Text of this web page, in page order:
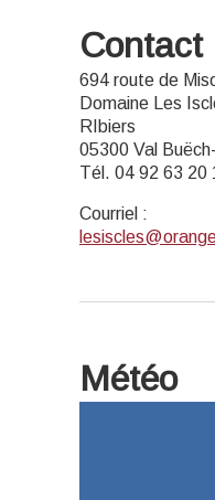
Contact
694 route de
Domaine Les
RIbiers
05300 Val
Tél. 04 92 63 20
Courriel :
Météo